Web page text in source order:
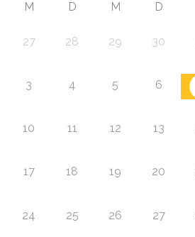
M D M D
27 28 29 30
3 4 5 6
10 11 12 13
17 18 19 20
24 25 26 27